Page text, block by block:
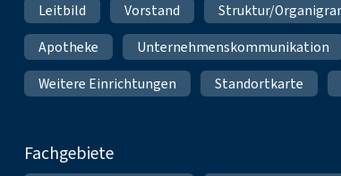
Leitbild Vorstand Struktur/
Apotheke
Unternehmenskommunikation
Weitere Einrichtungen
Standortkarte
Fachgebiete